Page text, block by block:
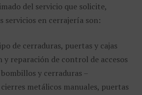
del servicio que solicite,
servicios en cerrajería son:
de cerraduras, puertas y cajas
reparación de control de accesos
y cerraduras –
metálicos manuales, puertas